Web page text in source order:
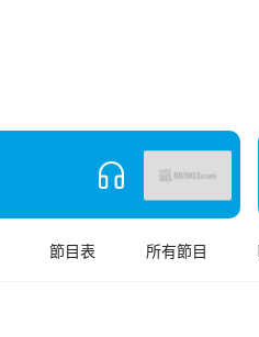
節目表 所有節目